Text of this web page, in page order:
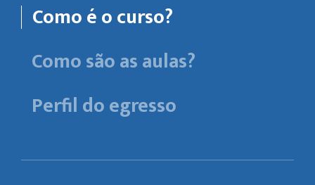
Como é o curso?
Como são as aulas?
Perfil do egresso